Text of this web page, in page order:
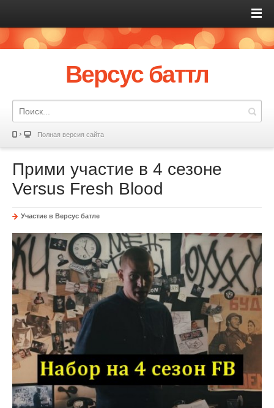
Версус баттл
Полная версия сайта
Прими участие в 4 сезоне
Versus Fresh Blood
Участие в Версус батле